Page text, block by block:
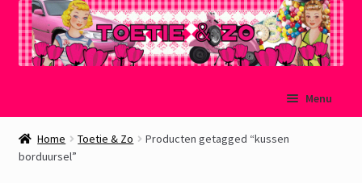
naar
navigatie
de
inhoud
Menu
Welkom
Home Toetie & Zo
Producten getagged “kussen
borduursel”